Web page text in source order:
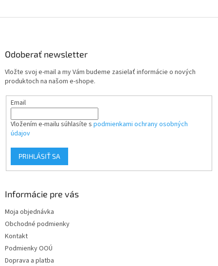
Odoberať newsletter
Vložte svoj e-mail a my Vám budeme zasielať informácie o nových
produktoch na našom e-shope.
Email
Vložením e-mailu súhlasíte s podmienkami ochrany osobných
údajov
PRIHLÁSIŤ SA
Informácie pre vás
Moja objednávka
Obchodné podmienky
Kontakt
Podmienky OOÚ
Doprava a platba